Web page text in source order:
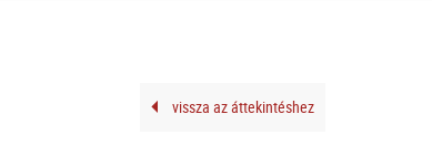
vissza az áttekintéshez